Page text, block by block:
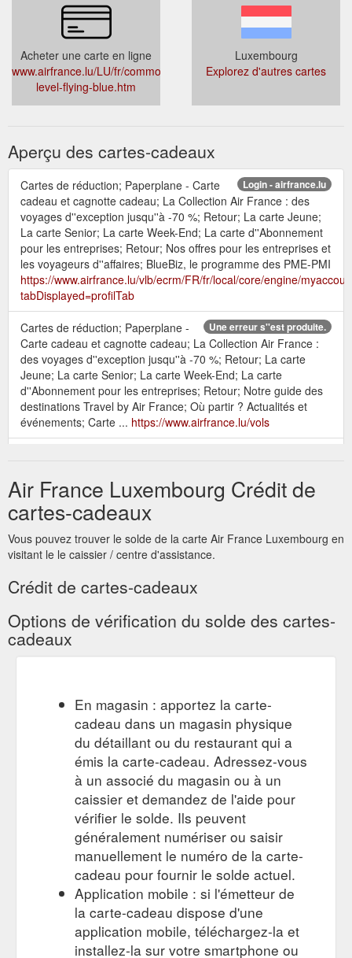
Acheter une carte en ligne
www.airfrance.lu/LU/fr/common/voyageurfrequent/flyingblue/change-
level-flying-blue.htm
Luxembourg
Explorez d'autres cartes
Aperçu des cartes-cadeaux
Login - airfrance.lu
Cartes de réduction; Paperplane - Carte
cadeau et cagnotte cadeau; La Collection Air France : des
voyages d''exception jusqu''à -70 %; Retour; La carte Jeune;
La carte Senior; La carte Week-End; La carte d''Abonnement
pour les entreprises; Retour; Nos offres pour les entreprises et
les voyageurs d''affaires; BlueBiz, le programme des PME-PMI
https://www.airfrance.lu/vlb/ecrm/FR/fr/local/core/engine/
tabDisplayed=profilTab
Une erreur s''est produite.
Cartes de réduction; Paperplane -
Carte cadeau et cagnotte cadeau; La Collection Air France :
des voyages d''exception jusqu''à -70 %; Retour; La carte
Jeune; La carte Senior; La carte Week-End; La carte
d''Abonnement pour les entreprises; Retour; Notre guide des
destinations Travel by Air France; Où partir ? Actualités et
événements; Carte ... https://www.airfrance.lu/vols
Cartes de réduction; Paperplane - Carte cadeau et cagnotte ...
https://www.airfrance.lu/LU/fr/common/voyageurfrequent/
flying-blue.htm
Air France et Delta Airlines
Retour; Nos meilleurs tarifs et
Cartes de réduction; Paperplane - Carte cadeau et cagnotte ...
https://www.airfrance.lu/LU/fr/local/resainfovol/meilleuresoffres/
airlines.htm
L''intérieur, des
chambres au bar, joue aussi la carte des sixties avec son
boisson rafraîchissante et un sac de plage en guise de
cadeau de bienvenue qui annonce la couleur. Ici, le chill est de
mise. Le personnel vous ...
https://www.airfrance.lu/LU/fr/common/travel-guide/face-a-la-
mer-dans-un-motel-a-l-ancienne.htm
Hotel Bel-Air, une oasis exclusive - Guide de voyage Los Angeles
Retour; Nos meilleurs tarifs et promotions · Les vols les moins
chers des 6 prochains mois; Cartes de réduction; Paperplane
- Carte cadeau et cagnotte ...
https://www.airfrance.lu/LU/fr/common/travel-guide/hotel-bel-
air-une-oasis-exclusive.htm
Chinatown, le plus grand quartier chinois d''Amérique - Guide de ...
Retour; Nos meilleurs tarifs et promotions · Les vols les moins
chers des 6 prochains mois; Cartes de réduction; Paperplane
Air France Luxembourg Crédit de
cartes-cadeaux
Vous pouvez trouver le solde de la carte Air France Luxembourg en
visitant le le caissier / centre d'assistance.
Crédit de cartes-cadeaux
Options de vérification du solde des cartes-
cadeaux
En magasin : apportez la carte-
cadeau dans un magasin physique
du détaillant ou du restaurant qui a
émis la carte-cadeau. Adressez-vous
à un associé du magasin ou à un
caissier et demandez de l'aide pour
vérifier le solde. Ils peuvent
généralement numériser ou saisir
manuellement le numéro de la carte-
cadeau pour fournir le solde actuel.
Application mobile : si l'émetteur de
la carte-cadeau dispose d'une
application mobile, téléchargez-la et
installez-la sur votre smartphone ou